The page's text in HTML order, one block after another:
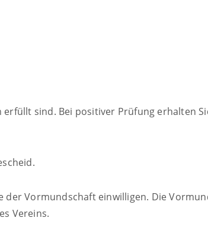
sind. Bei positiver Prüfung erhalten
der Vormundschaft einwilligen. Die
Vereins.